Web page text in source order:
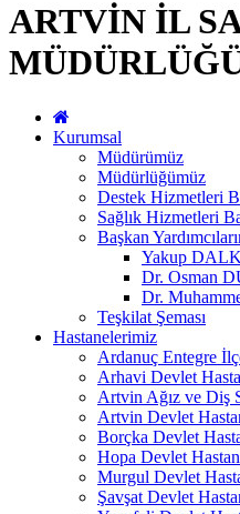
ARTVİN İL
Kurumsal
Müdürümüz
Müdürlüğümüz
Destek Hizmetleri
Sağlık Hizmetleri
Başkan
Yakup
Dr. Osman
Dr.
Teşkilat Şeması
Hastanelerimiz
Ardanuç Entegre
Arhavi Devlet
Artvin Ağız ve Diş
Artvin Devlet
Borçka Devlet
Hopa Devlet
Murgul Devlet
Şavşat Devlet